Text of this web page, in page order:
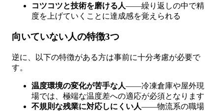
コツコツと技術を磨ける人——繰り返しの中で精
度を上げていくことに達成感を覚えられる
向いていない人の特徴3つ
逆に、以下の特徴がある方は事前に十分考慮が必要で
す。
温度環境の変化が苦手な人——冷凍倉庫や屋外現
場では、極端な温度差への適応が必須となります
不規則な残業に対応しにくい人——物流系の職場